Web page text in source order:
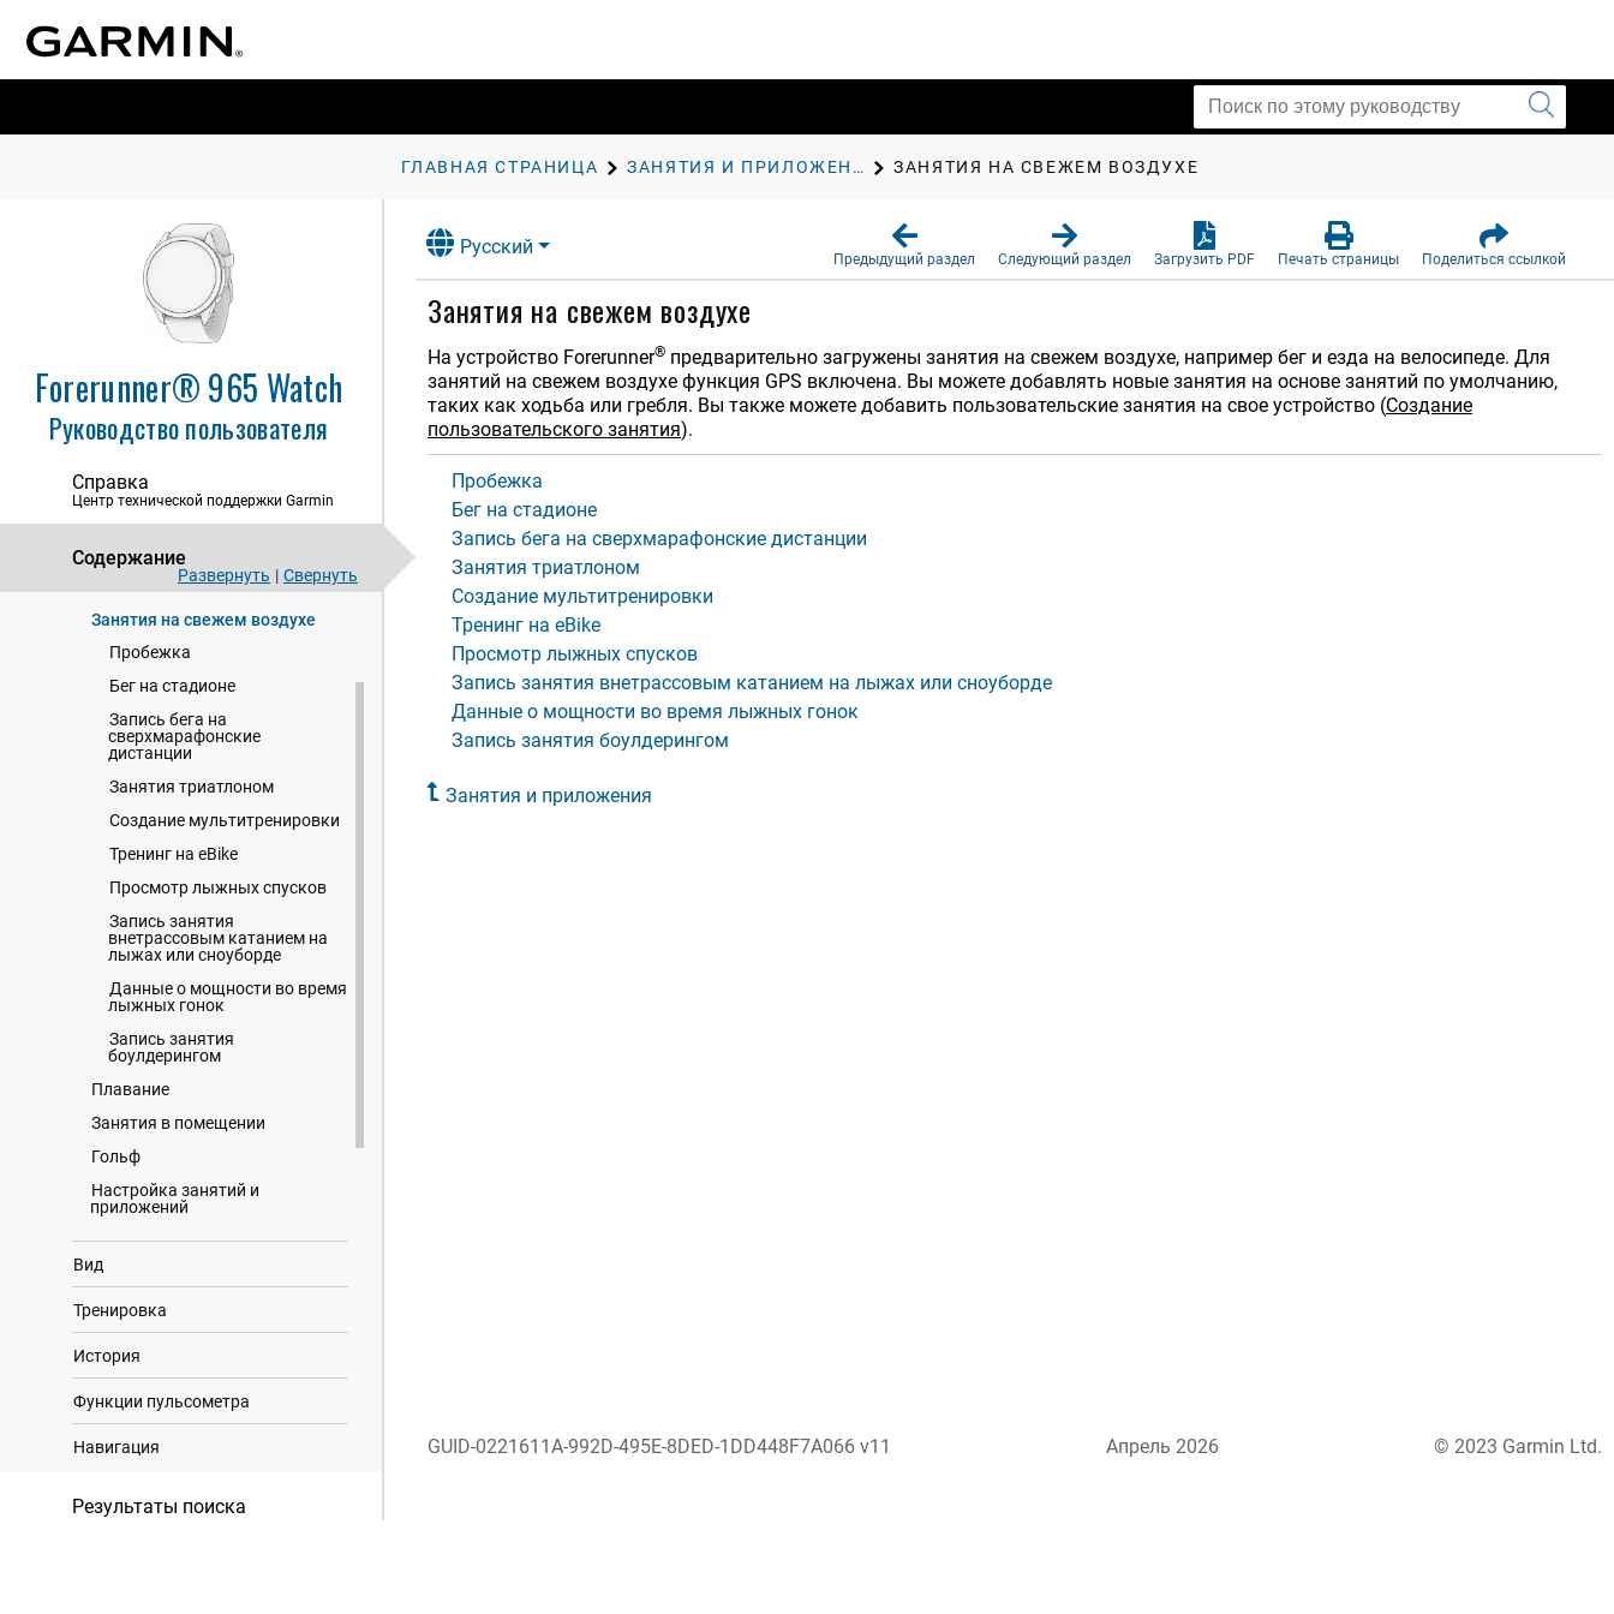
ГЛАВНАЯ СТРАНИЦА ЗАНЯТИЯ И ПРИЛОЖЕНИЯ ЗАНЯТИЯ НА СВЕЖЕМ ВОЗДУХЕ
Forerunner® 965 Watch
Руководство пользователя
Справка
Центр технической поддержки Garmin
Содержание
Развернуть | Свернуть
Введение
Занятия и приложения
Начало занятия
Занятия на свежем воздухе
Пробежка
Бег на стадионе
Запись бега на
сверхмарафонские
дистанции
Занятия триатлоном
Создание мультитренировки
Тренинг на eBike
Просмотр лыжных спусков
Запись занятия
внетрассовым катанием на
лыжах или сноуборде
Данные о мощности во время
лыжных гонок
Запись занятия
боулдерингом
Плавание
Занятия в помещении
Гольф
Настройка занятий и
приложений
Вид
Тренировка
История
Функции пульсометра
Навигация
Результаты поиска
Русский
Предыдущий раздел Следующий раздел Загрузить PDF Печать страницы Поделиться ссылкой
Занятия на свежем воздухе
На устройство Forerunner® предварительно загружены занятия на свежем воздухе, например бег и езда на велосипеде. Для
занятий на свежем воздухе функция GPS включена. Вы можете добавлять новые занятия на основе занятий по умолчанию,
таких как ходьба или гребля. Вы также можете добавить пользовательские занятия на свое устройство (Создание
пользовательского занятия).
Пробежка
Бег на стадионе
Запись бега на сверхмарафонские дистанции
Занятия триатлоном
Создание мультитренировки
Тренинг на eBike
Просмотр лыжных спусков
Запись занятия внетрассовым катанием на лыжах или сноуборде
Данные о мощности во время лыжных гонок
Запись занятия боулдерингом
Занятия и приложения
GUID-0221611A-992D-495E-8DED-1DD448F7A066 v11 Апрель 2026 © 2023 Garmin Ltd.